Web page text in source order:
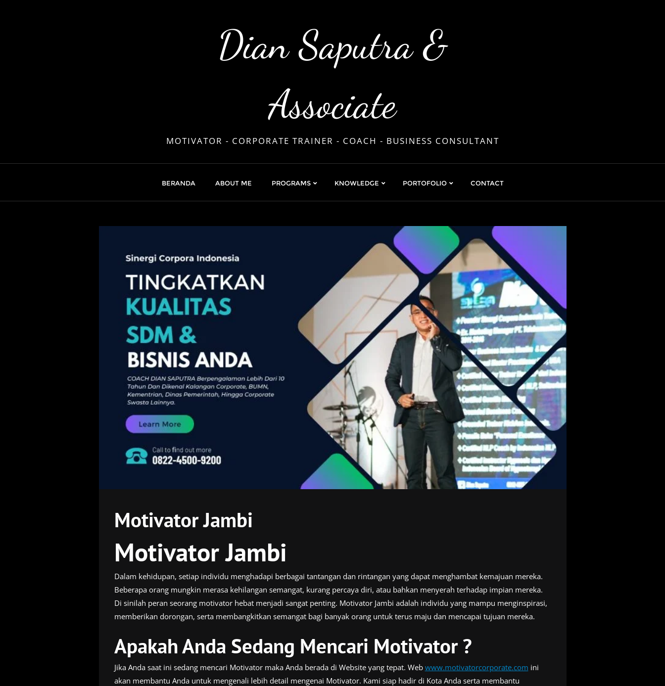
Dian Saputra &
Associate
MOTIVATOR - CORPORATE TRAINER - COACH - BUSINESS CONSULTANT
BERANDA ABOUT ME PROGRAMS KNOWLEDGE PORTOFOLIO CONTACT
Motivator Jambi
Motivator Jambi
Dalam kehidupan, setiap individu menghadapi berbagai tantangan dan rintangan yang dapat menghambat kemajuan mereka.
Beberapa orang mungkin merasa kehilangan semangat, kurang percaya diri, atau bahkan menyerah terhadap impian mereka.
Di sinilah peran seorang motivator hebat menjadi sangat penting. Motivator Jambi adalah individu yang mampu menginspirasi,
memberikan dorongan, serta membangkitkan semangat bagi banyak orang untuk terus maju dan mencapai tujuan mereka.
Apakah Anda Sedang Mencari Motivator ?
Jika Anda saat ini sedang mencari Motivator maka Anda berada di Website yang tepat. Web www.motivatorcorporate.com ini
akan membantu Anda untuk mengenali lebih detail mengenai Motivator. Kami siap hadir di Kota Anda serta membantu